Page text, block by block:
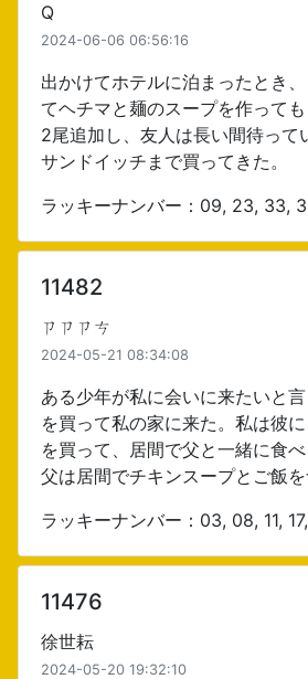
Q
2024-06-06 06:56:16
出かけてホテルに泊まったとき
てヘチマと麺のスープを作って
2尾追加し、友人は長い間待って
サンドイッチまで買ってきた。
ラッキーナンバー：09, 23, 33,
11482
ㄗㄗㄗㄘ
2024-05-21 08:34:08
ある少年が私に会いに来たいと
を買って私の家に来た。私は彼
を買って、居間で父と一緒に食べ
父は居間でチキンスープとご飯を
ラッキーナンバー：03, 08, 11,
11476
徐世耘
2024-05-20 19:32:10